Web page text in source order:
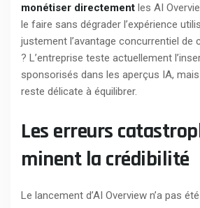
monétiser directement les AI
le faire sans dégrader l’expérience
justement l’avantage concurrentiel
? L’entreprise teste actuellement
sponsorisés dans les aperçus IA,
reste délicate à équilibrer.
Les erreurs
minent la crédibilité
Le lancement d’AI Overview n’a pas